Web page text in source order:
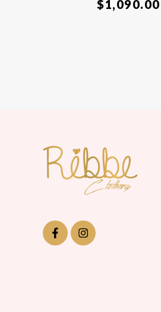
$1,090.00